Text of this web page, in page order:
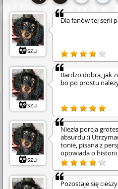
szu
Dla fanów tej serii
szu
Bardzo dobra, jak
bo po prostu
szu
Niezła porcja
absurdu :)
tonie, pisana z
opowiada o
dwoma
intrygach w
wyruszył. No i na
kompletnie
Pozostaje się